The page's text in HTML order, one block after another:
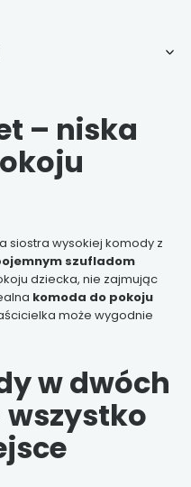
– niska
siostra wysokiej komody z
szufladom
dziecka, nie zajmując
komoda do pokoju
może wygodnie
w dwóch